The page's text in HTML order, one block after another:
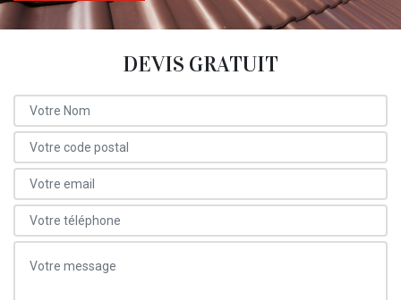
DEVIS GRATUIT